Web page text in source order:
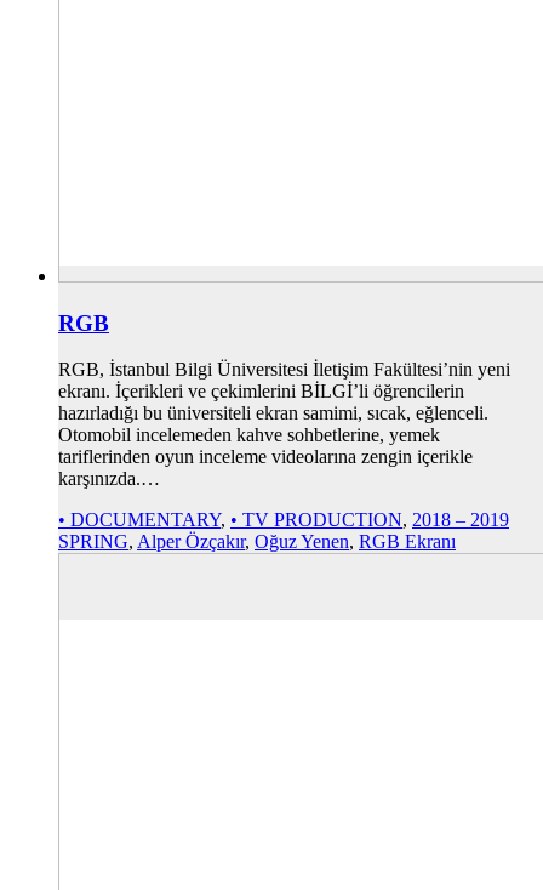
RGB
RGB, İstanbul Bilgi Üniversitesi İletişim Fakültesi’nin yeni
ekranı. İçerikleri ve çekimlerini BİLGİ’li öğrencilerin
hazırladığı bu üniversiteli ekran samimi, sıcak, eğlenceli.
Otomobil incelemeden kahve sohbetlerine, yemek
tariflerinden oyun inceleme videolarına zengin içerikle
karşınızda.…
• DOCUMENTARY, • TV PRODUCTION, 2018 – 2019
SPRING, Alper Özçakır, Oğuz Yenen, RGB Ekranı